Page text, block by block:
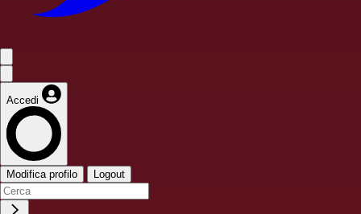
Accedi
Modifica profilo Logout